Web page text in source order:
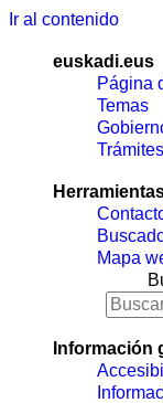
Ir al contenido
euskadi.eus
Página
Temas
Trámites
Mapa
Información